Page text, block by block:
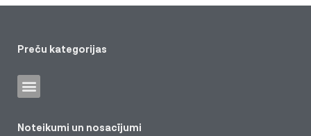
Preču kategorijas
Noteikumi un nosacījumi